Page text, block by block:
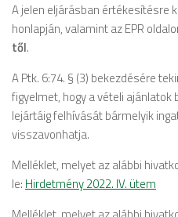
A jelen eljárásban értékesítésre
honlapján, valamint az EPR
től.
A Ptk. 6:74. § (3) bekezdésére
figyelmet, hogy a vételi
lejártáig felhívását bármelyik
visszavonhatja.
Melléklet, melyet az alábbi
le: Hirdetmény 2022. IV. ütem